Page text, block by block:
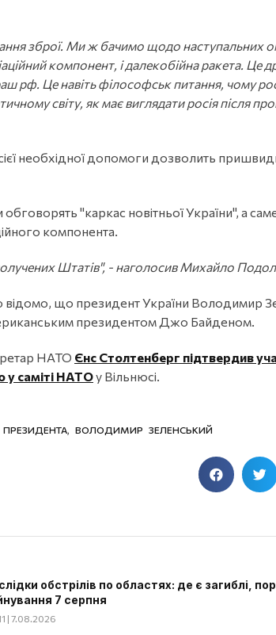
зброї. Ми ж бачимо щодо наступальних
компонент, і далекобійна ракета. Це
рф. Це навіть філософськ питання, чому
світу, як має виглядати росія після
необхідної допомоги дозволить
"каркас новітньої України", а
компонента.
Штатів", - наголосив Михайло
відомо, що президент України Володимир
президентом Джо Байденом.
НАТО Єнс Столтенберг підтвердив
у саміті НАТОу Вільнюсі.
, ВОЛОДИМИР ЗЕЛЕНСЬКИЙ
обстрілів по областях: де є загиблі,
7 серпня
| 7.08.2026